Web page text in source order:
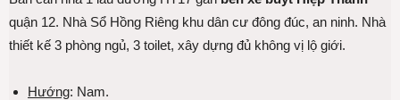
quận 12. Nhà Sổ Hồng Riêng khu dân cư đông đúc, an ninh. Nhà
thiết kế 3 phòng ngủ, 3 toilet, xây dựng đủ không vị lộ giới.
Hướng: Nam.